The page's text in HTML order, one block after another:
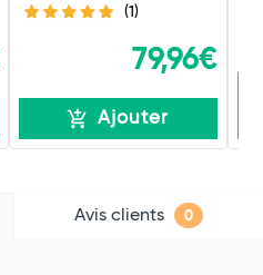
(1)
79,96€
Ajouter
Avis clients 0